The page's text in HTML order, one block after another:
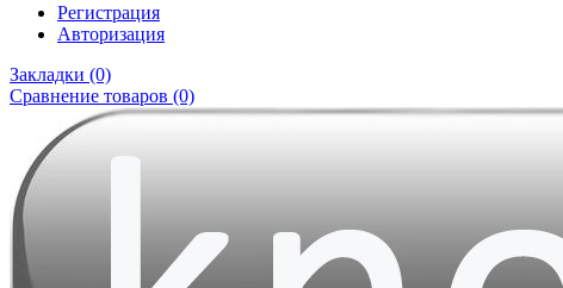
Регистрация
Авторизация
Закладки (0)
Сравнение товаров (0)